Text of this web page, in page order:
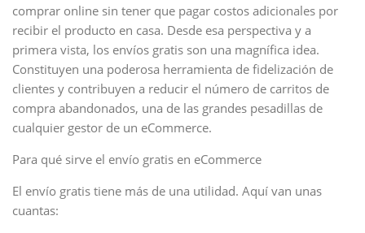
comprar online sin tener que pagar costos adicionales por
recibir el producto en casa. Desde esa perspectiva y a
primera vista, los envíos gratis son una magnífica idea.
Constituyen una poderosa herramienta de fidelización de
clientes y contribuyen a reducir el número de carritos de
compra abandonados, una de las grandes pesadillas de
cualquier gestor de un eCommerce.
Para qué sirve el envío gratis en eCommerce
El envío gratis tiene más de una utilidad. Aquí van unas
cuantas: